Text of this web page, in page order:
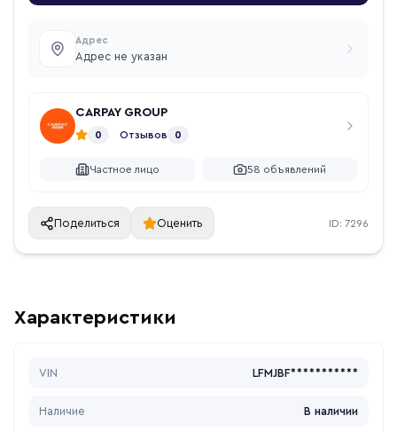
Адрес
Адрес не указан
CARPAY GROUP
0 Отзывов 0
Частное лицо 58 объявлений
Поделиться Оценить ID: 7296
Характеристики
VIN LFMJBF***********
Наличие В наличии